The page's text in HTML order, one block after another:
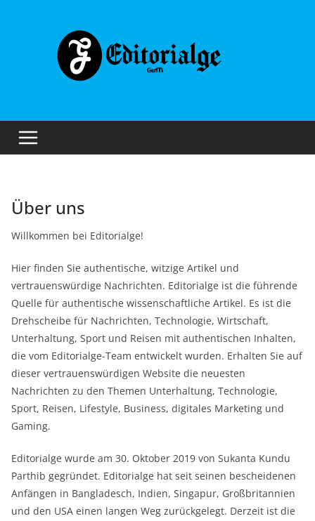
Über uns
Willkommen bei Editorialge!
Hier finden Sie authentische, witzige Artikel und
vertrauenswürdige Nachrichten. Editorialge ist die führende
Quelle für authentische wissenschaftliche Artikel. Es ist die
Drehscheibe für Nachrichten, Technologie, Wirtschaft,
Unterhaltung, Sport und Reisen mit authentischen Inhalten,
die vom Editorialge-Team entwickelt wurden. Erhalten Sie auf
dieser vertrauenswürdigen Website die neuesten
Nachrichten zu den Themen Unterhaltung, Technologie,
Sport, Reisen, Lifestyle, Business, digitales Marketing und
Gaming.
Editorialge wurde am 30. Oktober 2019 von Sukanta Kundu
Parthib gegründet. Editorialge hat seit seinen bescheidenen
Anfängen in Bangladesch, Indien, Singapur, Großbritannien
und den USA einen langen Weg zurückgelegt. Derzeit ist die